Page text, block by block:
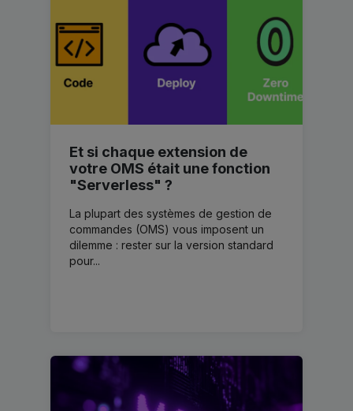
Et si chaque extension de
votre OMS était une fonction
"Serverless" ?
La plupart des systèmes de gestion de
commandes (OMS) vous imposent un
dilemme : rester sur la version standard
pour...